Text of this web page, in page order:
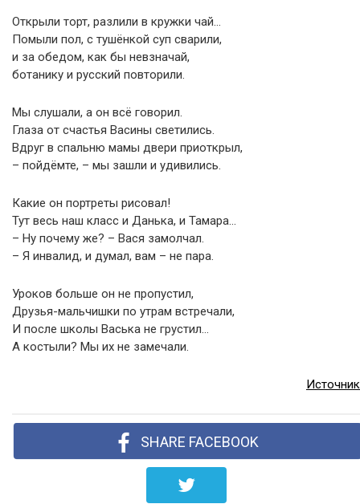
Открыли торт, разлили в кружки чай…
Помыли пол, с тушёнкой суп сварили,
и за обедом, как бы невзначай,
ботанику и русский повторили.
Мы слушали, а он всё говорил.
Глаза от счастья Васины светились.
Вдруг в спальню мамы двери приоткрыл,
– пойдёмте, – мы зашли и удивились.
Какие он портреты рисовал!
Тут весь наш класс и Данька, и Тамара…
– Ну почему же? – Вася замолчал.
– Я инвалид, и думал, вам – не пара.
Уроков больше он не пропустил,
Друзья-мальчишки по утрам встречали,
И после школы Васька не грустил…
А костыли? Мы их не замечали.
Источник
SHARE FACEBOOK